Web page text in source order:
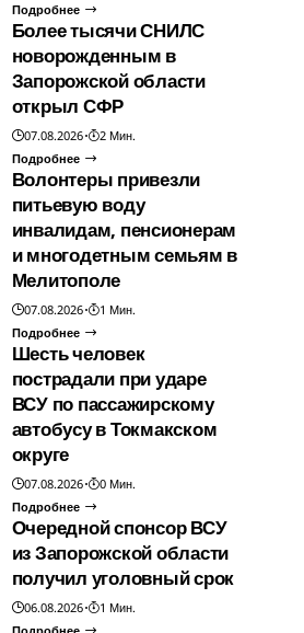
Подробнее
Более тысячи СНИЛС
новорожденным в
Запорожской области
открыл СФР
07.08.2026
2 Мин.
Подробнее
Волонтеры привезли
питьевую воду
инвалидам, пенсионерам
и многодетным семьям в
Мелитополе
07.08.2026
1 Мин.
Подробнее
Шесть человек
пострадали при ударе
ВСУ по пассажирскому
автобусу в Токмакском
округе
07.08.2026
0 Мин.
Подробнее
Очередной спонсор ВСУ
из Запорожской области
получил уголовный срок
06.08.2026
1 Мин.